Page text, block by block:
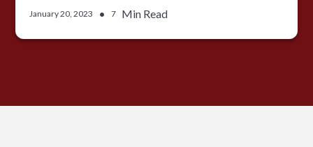
January 20, 2023 • 7 Min Read